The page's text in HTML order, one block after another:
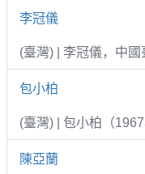
李冠儀
(臺灣) | 李冠儀，中
包小柏
(臺灣) | 包小柏（
陳亞蘭